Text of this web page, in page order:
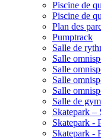
Piscine de
Piscine de
Plan des
Pumptrack
Salle de
Salle
Salle
Salle
Salle
Salle de
Skatepark –
Skatepark -
Skatepark -